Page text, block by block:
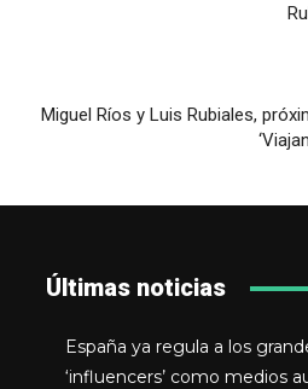
Miguel Ríos y Luis Rubiales,
Últimas noticias
España ya regula a los
‘influencers’ como medios